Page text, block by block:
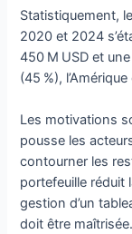
Statistiquement,
2020 et 2024
450 M USD et
(45 %),
Les motivations
pousse les
contourner les
portefeuille réduit
gestion d’un
doit être